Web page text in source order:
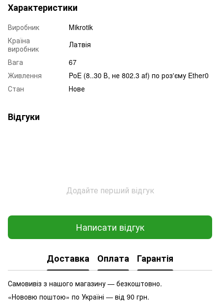
Характеристики
Виробник
Mikrotik
Країна
виробник
Латвія
Вага
67
Живлення
PoE (8..30 В, не 802.3 af) по роз'єму Ether0
Стан
Нове
Відгуки
Додайте перший відгук
Написати відгук
Доставка Оплата Гарантія
Самовивіз з нашого магазину — безкоштовно.
«Нововю поштою» по Україні — від 90 грн.